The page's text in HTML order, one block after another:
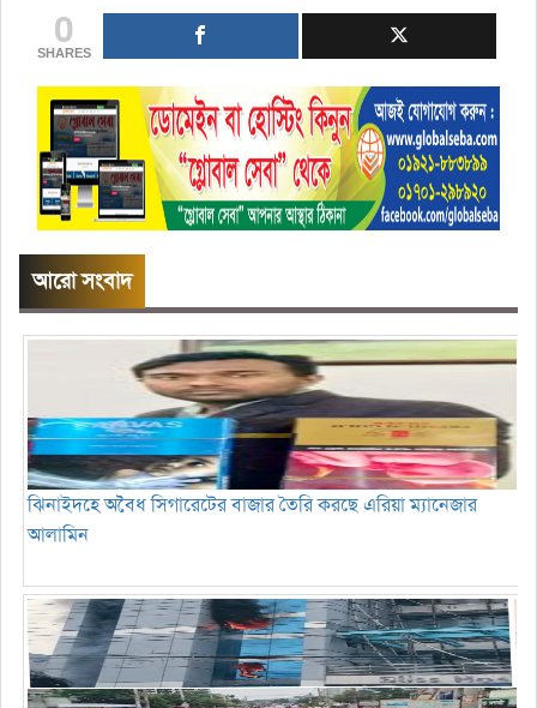
0
SHARES
আরো সংবাদ
ঝিনাইদহে অবৈধ সিগারেটের বাজার তৈরি করছে এরিয়া ম্যানেজার
আলামিন